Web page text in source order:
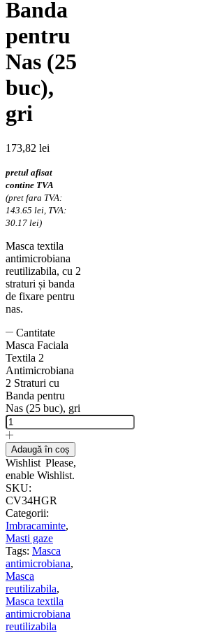
Banda
pentru
Nas (25
buc),
gri
173,82 lei
pretul afisat
contine TVA
(pret fara TVA:
143.65 lei, TVA:
30.17 lei)
Masca textila
antimicrobiana
reutilizabila, cu 2
straturi și banda
de fixare pentru
nas.
Cantitate
Masca Faciala
Textila 2
Antimicrobiana
2 Straturi cu
Banda pentru
Nas (25 buc), gri
Adaugă în coș
Wishlist Please,
enable Wishlist.
SKU:
CV34HGR
Categorii:
Imbracaminte,
Masti gaze
Tags: Masca
antimicrobiana,
Masca
reutilizabila,
Masca textila
antimicrobiana
reutilizabila